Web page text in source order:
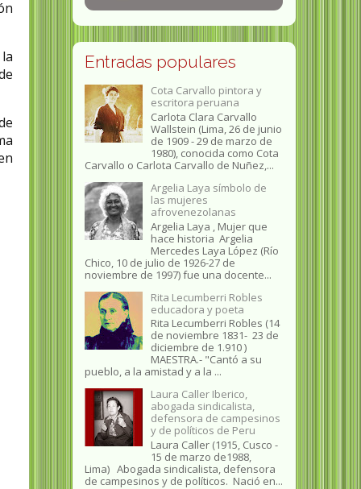
Entradas populares
Cota Carvallo pintora y
escritora peruana
Carlota Clara Carvallo
Wallstein (Lima, 26 de junio
de 1909 - 29 de marzo de
1980), conocida como Cota
Carvallo o Carlota Carvallo de Nuñez,...
Argelia Laya símbolo de
las mujeres
afrovenezolanas
Argelia Laya , Mujer que
hace historia Argelia
Mercedes Laya López (Río
Chico, 10 de julio de 1926-27 de
noviembre de 1997) fue una docente...
Rita Lecumberri Robles
educadora y poeta
Rita Lecumberri Robles (14
de noviembre 1831- 23 de
diciembre de 1.910 )
MAESTRA.- "Cantó a su
pueblo, a la amistad y a la ...
Laura Caller Iberico,
abogada sindicalista,
defensora de campesinos
y de políticos de Peru
Laura Caller (1915, Cusco -
15 de marzo de1988,
Lima) Abogada sindicalista, defensora
de campesinos y de políticos. Nació en...